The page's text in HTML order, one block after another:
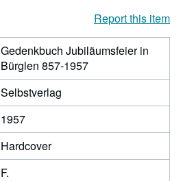
Report this item
Gedenkbuch Jubiläumsfeier in
Bürglen 857-1957
Selbstverlag
1957
Hardcover
F.